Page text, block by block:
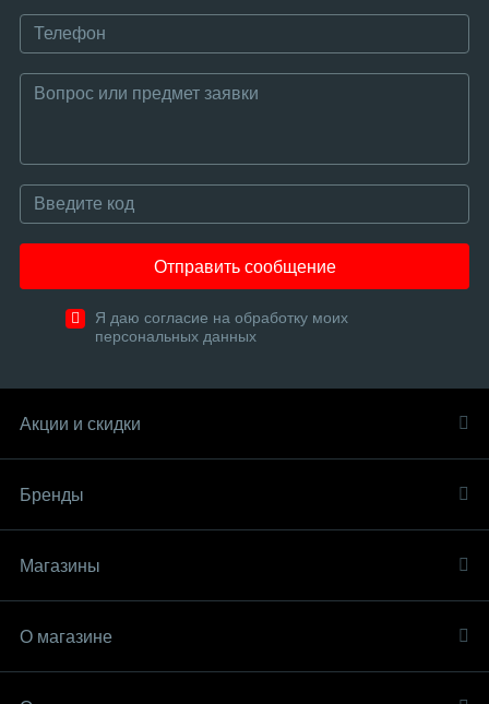
Отправить сообщение
Я даю согласие на обработку моих
персональных данных
Акции и скидки
Бренды
Магазины
О магазине